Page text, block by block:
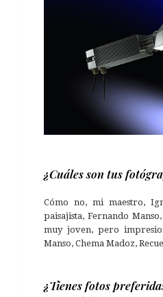
¿Cuáles son tus
Cómo no, mi maestro,
paisajista, Fernando
muy joven, pero
Manso, Chema Madoz,
¿Tienes fotos